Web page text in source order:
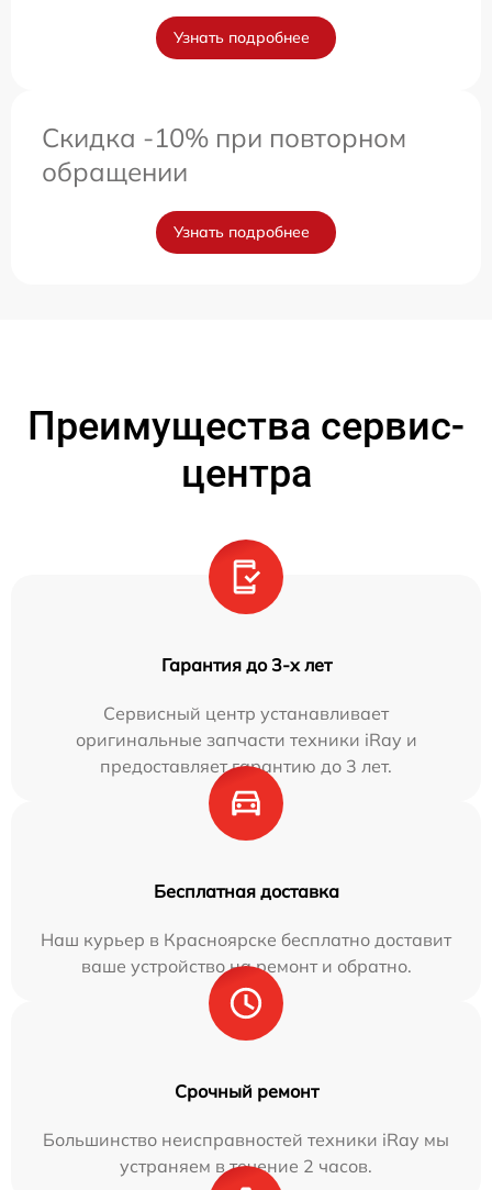
Узнать подробнее
Скидка -10% при повторном
обращении
Узнать подробнее
Преимущества сервис-
центра
Гарантия до 3-х лет
Сервисный центр устанавливает
оригинальные запчасти техники iRay и
предоставляет гарантию до 3 лет.
Бесплатная доставка
Наш курьер в Красноярске бесплатно доставит
ваше устройство на ремонт и обратно.
Срочный ремонт
Большинство неисправностей техники iRay мы
устраняем в течение 2 часов.